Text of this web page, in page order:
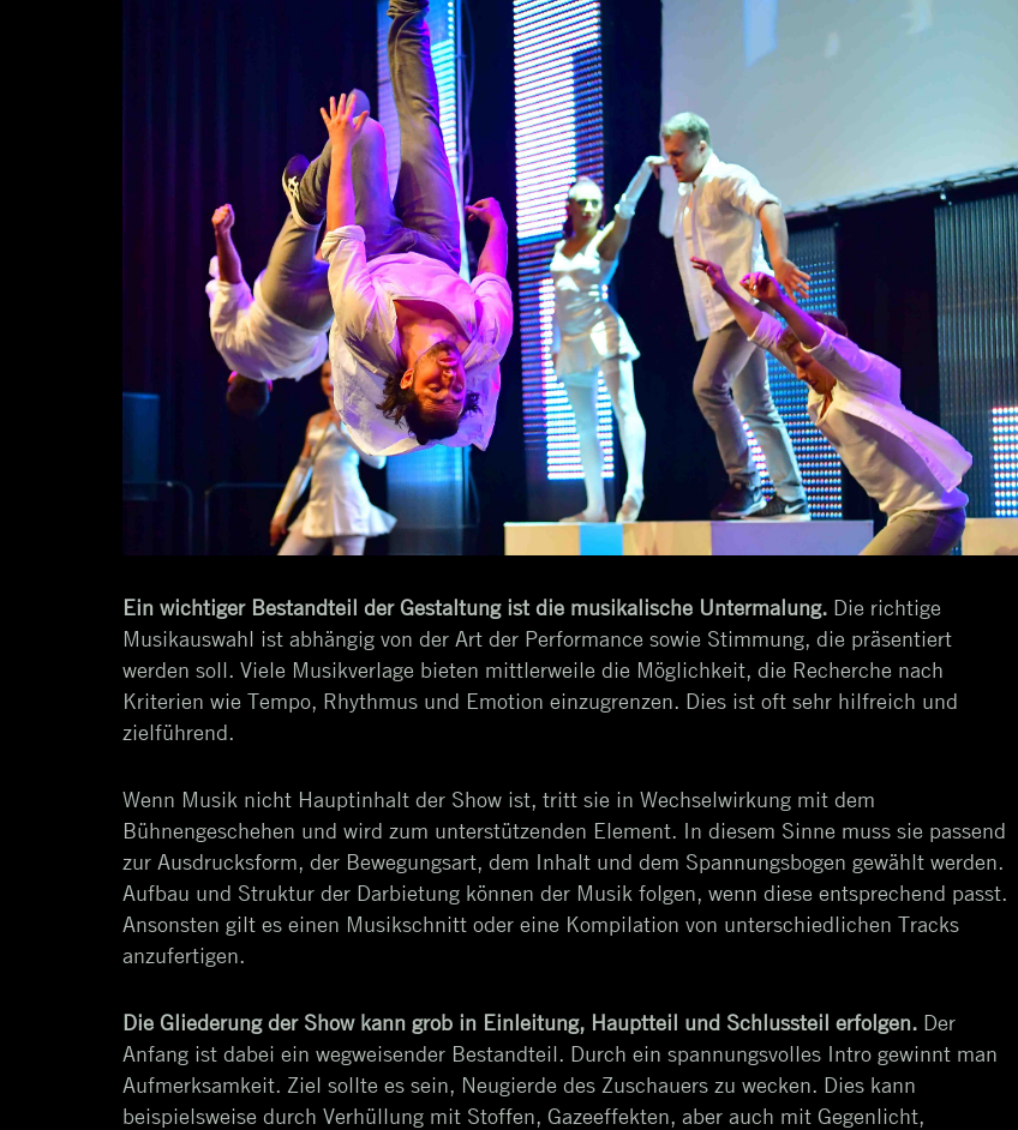
Ein wichtiger Bestandteil der Gestaltung ist die musikalische Untermalung. Die richtige
Musikauswahl ist abhängig von der Art der Performance sowie Stimmung, die präsentiert
werden soll. Viele Musikverlage bieten mittlerweile die Möglichkeit, die Recherche nach
Kriterien wie Tempo, Rhythmus und Emotion einzugrenzen. Dies ist oft sehr hilfreich und
zielführend.
Wenn Musik nicht Hauptinhalt der Show ist, tritt sie in Wechselwirkung mit dem
Bühnengeschehen und wird zum unterstützenden Element. In diesem Sinne muss sie passend
zur Ausdrucksform, der Bewegungsart, dem Inhalt und dem Spannungsbogen gewählt werden.
Aufbau und Struktur der Darbietung können der Musik folgen, wenn diese entsprechend passt.
Ansonsten gilt es einen Musikschnitt oder eine Kompilation von unterschiedlichen Tracks
anzufertigen.
Die Gliederung der Show kann grob in Einleitung, Hauptteil und Schlussteil erfolgen. Der
Anfang ist dabei ein wegweisender Bestandteil. Durch ein spannungsvolles Intro gewinnt man
Aufmerksamkeit. Ziel sollte es sein, Neugierde des Zuschauers zu wecken. Dies kann
beispielsweise durch Verhüllung mit Stoffen, Gazeeffekten, aber auch mit Gegenlicht,